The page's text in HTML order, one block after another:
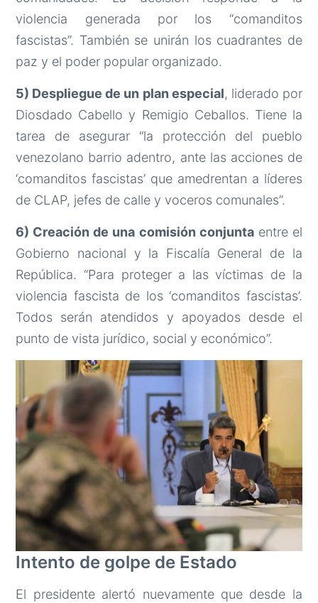
violencia generada por los “comanditos
fascistas”. También se unirán los cuadrantes de
paz y el poder popular organizado.
5) Despliegue de un plan especial, liderado por
Diosdado Cabello y Remigio Ceballos. Tiene la
tarea de asegurar “la protección del pueblo
venezolano barrio adentro, ante las acciones de
‘comanditos fascistas’ que amedrentan a líderes
de CLAP, jefes de calle y voceros comunales”.
6) Creación de una comisión conjuntaentre el
Gobierno nacional y la Fiscalía General de la
República. “Para proteger a las víctimas de la
violencia fascista de los ‘comanditos fascistas’.
Todos serán atendidos y apoyados desde el
punto de vista jurídico, social y económico”.
Intento de golpe de Estado
El presidente alertó nuevamente que desde la